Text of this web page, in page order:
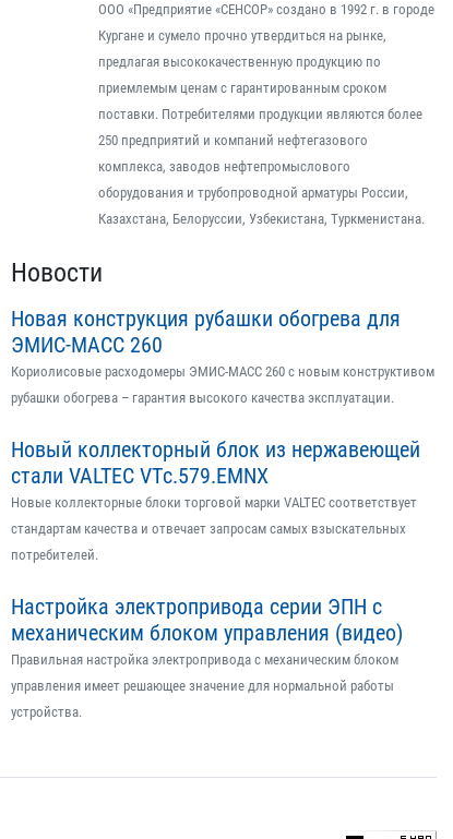
ООО «Предприятие «СЕНСОР» создано в 1992 г. в городе
Кургане и сумело прочно утвердиться на рынке,
предлагая высококачественную продукцию по
приемлемым ценам с гарантированным сроком
поставки. Потребителями продукции являются более
250 предприятий и компаний нефтегазового
комплекса, заводов нефтепромыслового
оборудования и трубопроводной арматуры России,
Казахстана, Белоруссии, Узбекистана, Туркменистана.
Новости
Новая конструкция рубашки обогрева для
ЭМИС-МАСС 260
Кориолисовые расходомеры ЭМИС-МАСС 260 с новым конструктивом
рубашки обогрева – гарантия высокого качества эксплуатации.
Новый коллекторный блок из нержавеющей
стали VALTEC VTс.579.EMNX
Новые коллекторные блоки торговой марки VALTEC соответствует
стандартам качества и отвечает запросам самых взыскательных
потребителей.
Настройка электропривода серии ЭПН с
механическим блоком управления (видео)
Правильная настройка электропривода с механическим блоком
управления имеет решающее значение для нормальной работы
устройства.